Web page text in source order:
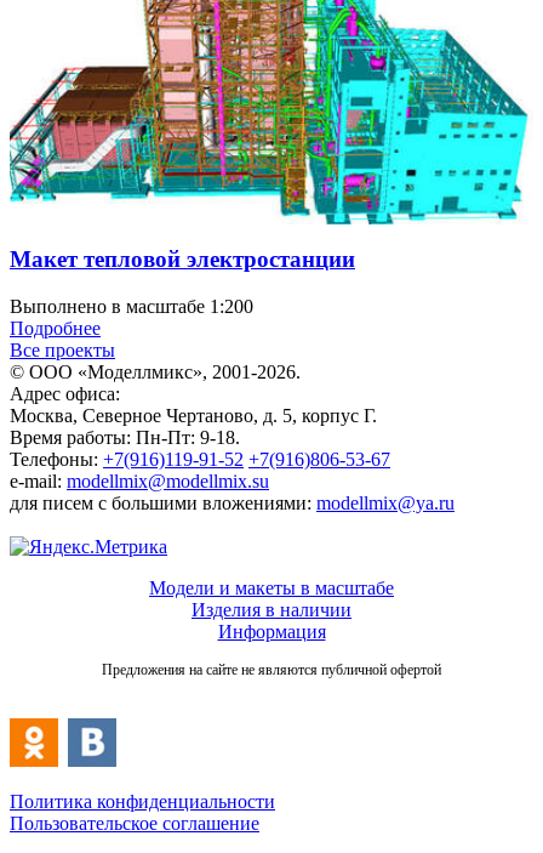
Макет тепловой электростанции
Выполнено в масштабе 1:200
Подробнее
Все проекты
© ООО «Моделлмикс», 2001-2026.
Адрес офиса:
Москва, Северное Чертаново, д. 5, корпус Г.
Время работы: Пн-Пт: 9-18.
Телефоны: +7(916)119-91-52 +7(916)806-53-67
e-mail: modellmix@modellmix.su
для писем с большими вложениями: modellmix@ya.ru
Модели и макеты в масштабе
Изделия в наличии
Информация
Предложения на сайте не являются публичной офертой
Политика конфиденциальности
Пользовательское соглашение